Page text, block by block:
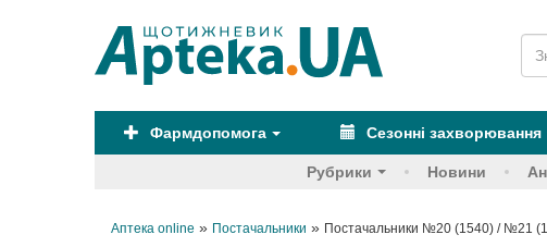
Фармдопомога Сезонні захворювання
Рубрики Новини
Аптека online » Постачальники » Постачальники №20 (1540) / №21